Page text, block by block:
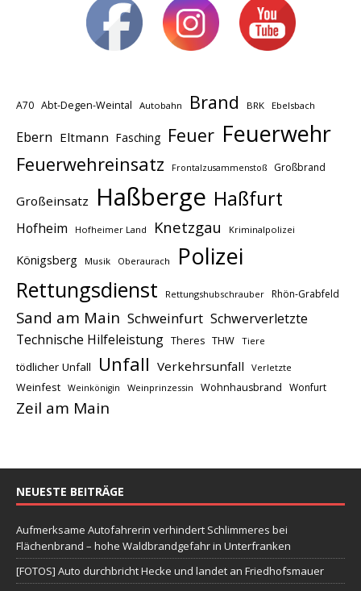
A70 Abt-Degen-Weintal Autobahn Brand BRK Ebelsbach
Ebern Eltmann Fasching Feuer Feuerwehr
Feuerwehreinsatz Frontalzusammenstoß Großbrand
Großeinsatz Haßberge Haßfurt
Hofheim Hofheimer Land Knetzgau Kriminalpolizei
Königsberg Musik Oberaurach Polizei
Rettungsdienst Rettungshubschrauber Rhön-Grabfeld
Sand am Main Schweinfurt Schwerverletzte
Technische Hilfeleistung Theres THW Tiere
tödlicher Unfall Unfall Verkehrsunfall Verletzte
Weinfest Weinkönigin Weinprinzessin Wohnhausbrand Wonfurt
Zeil am Main
NEUESTE BEITRÄGE
Aufmerksame Autofahrerin verhindert Schlimmeres bei
Flächenbrand – hohe Waldbrandgefahr in Unterfranken
[FOTOS] Auto durchbricht Hecke und landet an Friedhofsmauer